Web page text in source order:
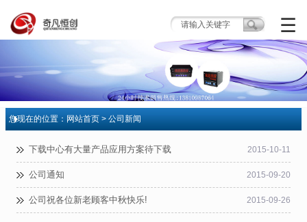
☰
您现在的位置： 网站首页 > 公司新闻
公司新闻 2015-10-11
下载中心有大量产品应用方案待下载
2015-09-20
公司通知
2015-09-26
公司祝各位新老顾客中秋快乐!